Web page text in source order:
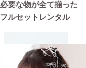
必要な物が全て揃った
フルセットレンタル